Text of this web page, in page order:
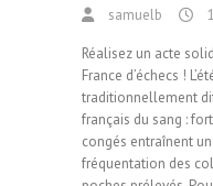
samuelb
Réalisez un acte
France d’échecs !
traditionnellement
français du sang :
congés entraînent
fréquentation des